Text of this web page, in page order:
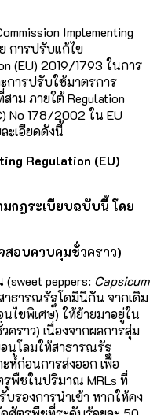
Implementing
การปรับแก้ไข
(EU) 2019/1793 ในการ
การปรับใช้มาตรการ
าม ภายใต้ Regulation
No 178/2002 ใน EU
ะเอียดดังนี้
Regulation (EU)
มกฎระเบียบฉบับนี้ โดย
อบควบคุมชั่วคราว)
peppers: Capsicum
าธารณรัฐโดมินิกัน จากเดิม
ไขพิเศษ) ให้ย้ายมาอยู่ใน
ราว) เนื่องจากผลการสุ่ม
นุโลมให้สาธารณรัฐ
ห์ก่อนการส่งออก เพื่อ
รูพืชในปริมาณ MRLs ที่
รองการนำเข้า หากให้คง